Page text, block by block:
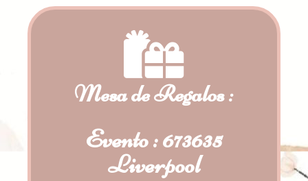
Mesa de Regalos :
Evento : 673635
Liverpool